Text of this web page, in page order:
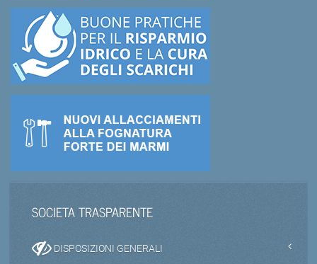
SOCIETA TRASPARENTE
DISPOSIZIONI GENERALI